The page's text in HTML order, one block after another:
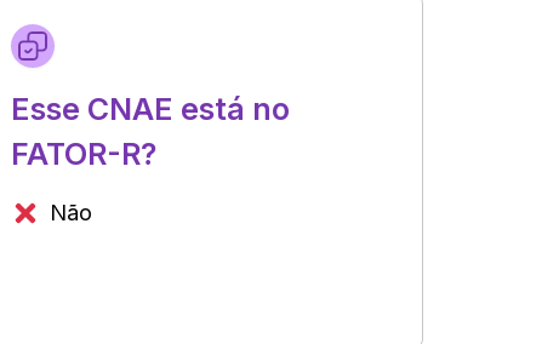
Esse CNAE está no
FATOR-R?
Não